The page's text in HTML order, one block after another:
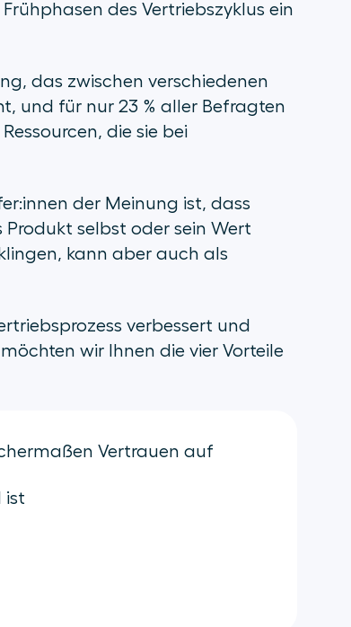
des Vertriebszyklus ein
das zwischen verschiedenen
und für nur 23 % aller Befragten
die sie bei
der Meinung ist, dass
selbst oder sein Wert
kann aber auch als
verbessert und
wir Ihnen die vier Vorteile
Vertrauen auf
ist